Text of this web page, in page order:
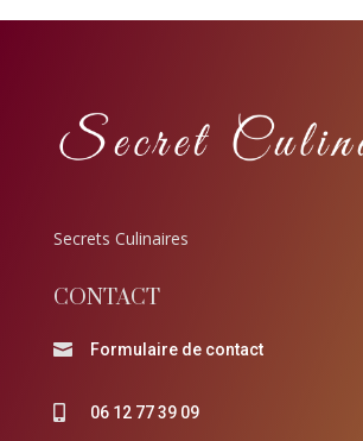
Secrets Culinaires
CONTACT
 Formulaire de contact
 06 12 77 39 09